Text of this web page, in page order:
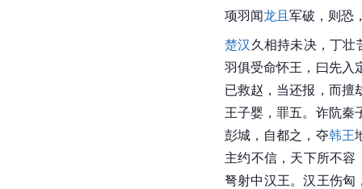
项羽闻龙且 军破，则恐
楚汉 久相持未决，丁壮
羽俱受命怀王，曰先入
已救赵，当还报，而擅
王子婴，罪五。诈阬秦
彭城，自都之，夺韩王
主约不信，天下所不
弩射中汉王。汉王伤匈